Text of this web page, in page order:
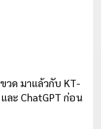
วด มาแล้วกับ KT-
ละ ChatGPT ก่อน